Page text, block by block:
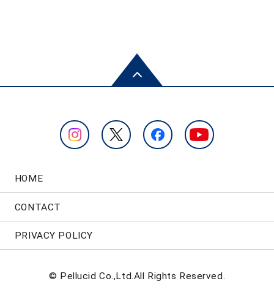
HOME
CONTACT
PRIVACY POLICY
© Pellucid Co.,Ltd.All Rights Reserved.